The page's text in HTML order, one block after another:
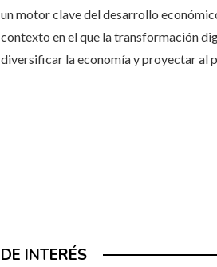
un motor clave del desarrollo
contexto en el que la transformación
diversificar la economía y proyectar al
DE INTERÉS